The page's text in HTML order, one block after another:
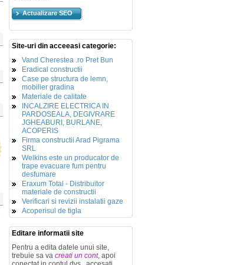
Actualizare SEO
Site-uri din acceeasi categorie:
Vand Cherestea .ro Pret Bun
Eradical constructii
Case pe structura de lemn,
mobilier gradina
Materiale de calitate
INCALZIRE ELECTRICA IN
PARDOSEALA, DEGIVRARE
JGHEABURI, BURLANE,
ACOPERIS
Firma constructii Arad Pigrama
SRL
Welkins este un producator de
trape evacuare fum pentru
desfumare
Eraxum Total - Distribuitor
materiale de constructii
Verificari si revizii instalatii gaze
Acoperisul de tigla
Editare informatii site
Pentru a edita datele unui site,
trebuie sa va creati un cont, apoi